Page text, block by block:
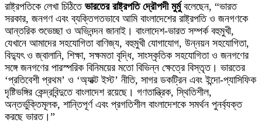
রাষ্ট্রপতিকে লেখা চিঠিতে ভারতের রাষ্ট্রপতি দ্রৌপদী মুর্মুবলেছেন, “ভারত
সরকার, জনগণ এবং ব্যক্তিগতভাবে আমি বাংলাদেশের রাষ্ট্রপতি ও জনগণকে
আন্তরিক শুভেচ্ছা ও অভিনন্দন জানাই। বাংলাদেশ-ভারত সম্পর্ক বহুমুখী,
যেখানে আমাদের সহযোগিতা বাণিজ্য, বহুমুখী যোগাযোগ, উন্নয়ন সহযোগিতা,
বিদ্যুৎ ও জ্বালানি, শিক্ষা, সক্ষমতা বৃদ্ধি, সাংস্কৃতিক সহযোগিতা ও জনগণের
সঙ্গে জনগণের পারস্পরিক বিনিময়ের মতো বিভিন্ন ক্ষেত্রে বিস্তৃত। ভারতের
‘প্রতিবেশী প্রথম’ ও ‘অ্যাক্ট ইস্ট’ নীতি, সাগর ডকট্রিন এবং ইন্দো-প্যাসিফিক
দৃষ্টিভঙ্গির কেন্দ্রবিন্দুতে বাংলাদেশ রয়েছে। গণতান্ত্রিক, স্থিতিশীল,
অন্তর্ভুক্তিমূলক, শান্তিপূর্ণ এবং প্রগতিশীল বাংলাদেশকে সমর্থন পুনর্ব্যক্ত
করছে ভারত।”